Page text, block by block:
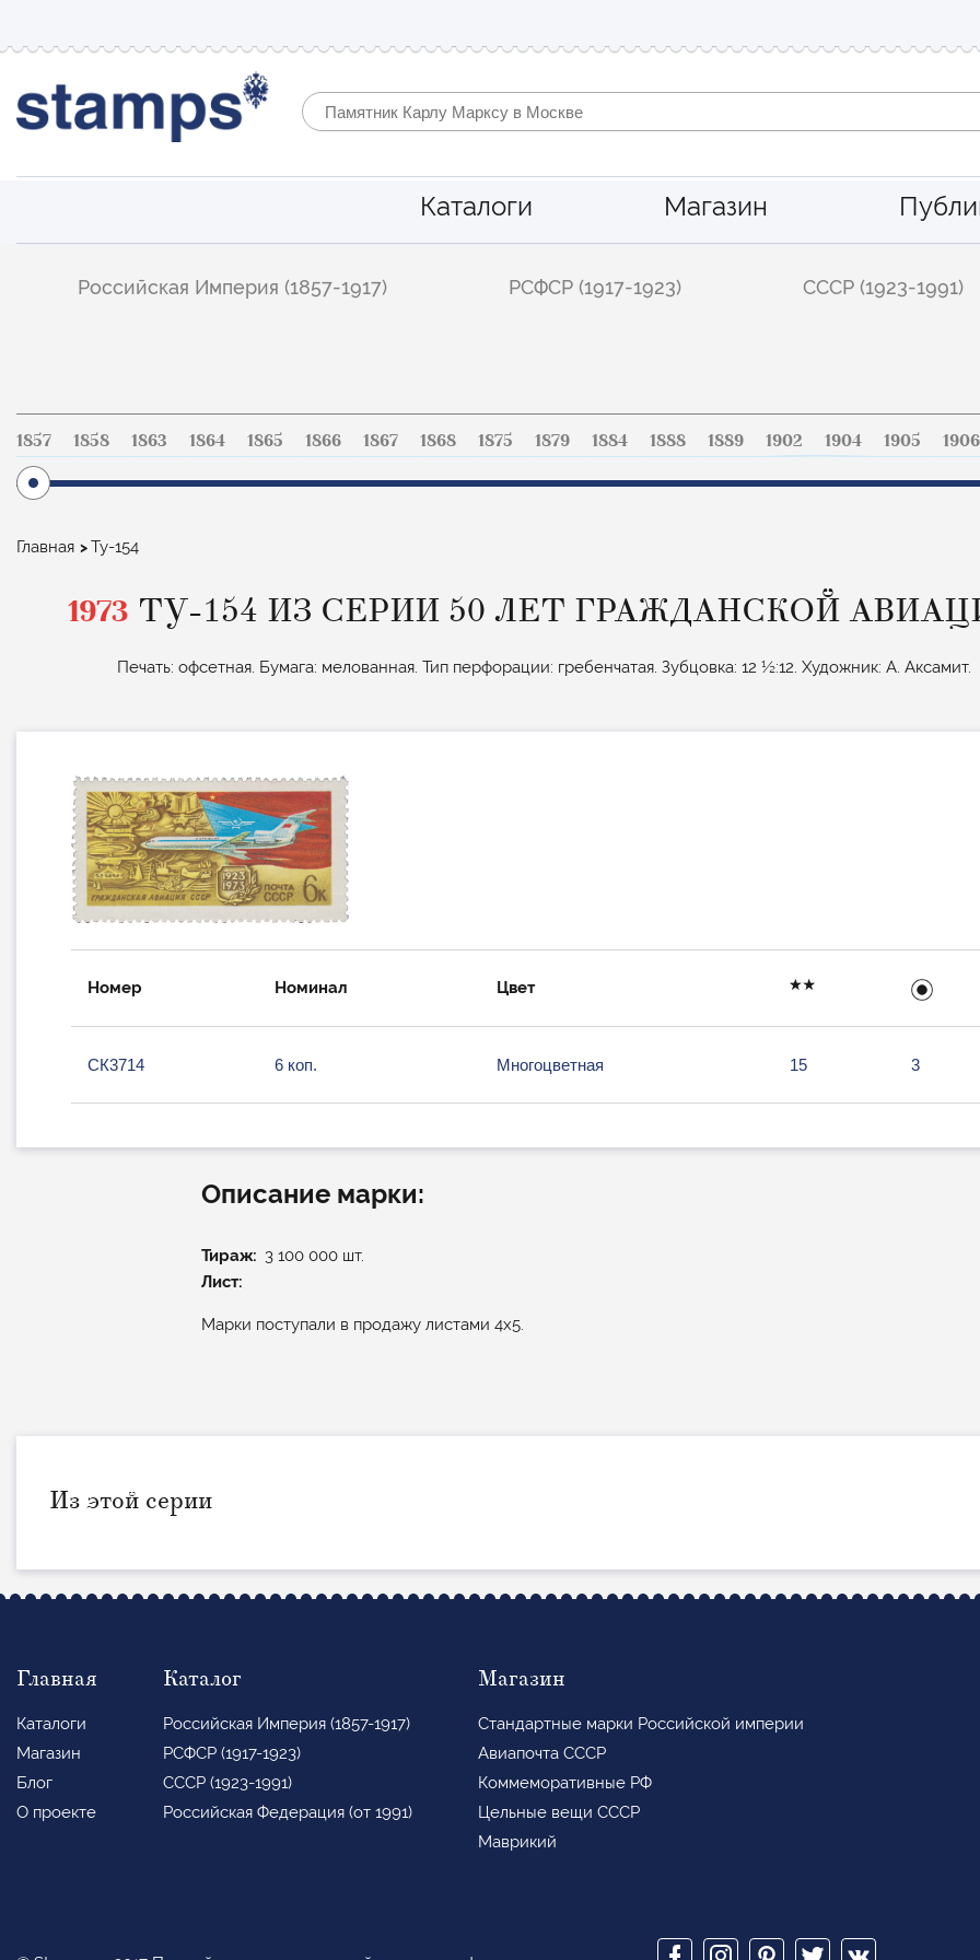
Каталоги Магазин
Российская Империя (1857-1917) РСФСР (1917-1923) СССР (1923-1991)
1857 1858 1863 1864 1865 1866 1867 1868 1875 1879 1884 1888 1889 1902 1904 1905 1906
Строка
Главная Ту-154
1973 ТУ-154 ИЗ СЕРИИ 50 ЛЕТ ГРАЖДАНСКОЙ
Печать: офсетная. Бумага: мелованная. Тип перфорации: гребенчатая. Зубцовка: 12 ½:12. Художник: А. Аксамит.
Номер Номинал Цвет
СК3714 6 коп. Многоцветная 15 3
Описание марки:
Тираж
3 100 000 шт.
Лист:
Марки поступали в продажу листами 4х5.
Из этой серии
Главная
Каталоги
Магазин
Блог
О проекте
Каталог
Российская Империя (1857-1917)
РСФСР (1917-1923)
СССР (1923-1991)
Российская Федерация (от 1991)
Магазин
Стандартные марки Российской империи
Авиапочта СССР
Коммеморативные РФ
Цельные вещи СССР
Маврикий